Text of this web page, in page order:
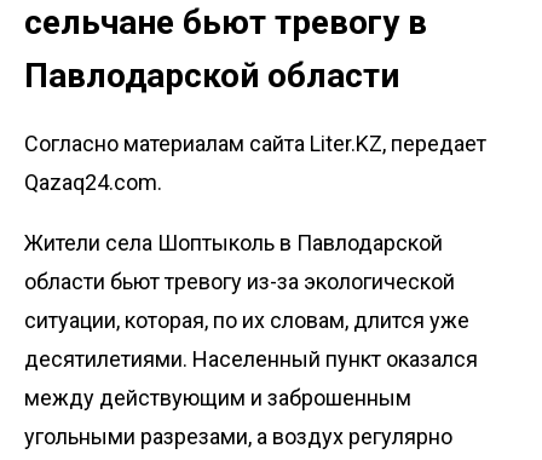
сельчане бьют тревогу в
Павлодарской области
Согласно материалам сайта Liter.KZ, передает
Qazaq24.com.
Жители села Шоптыколь в Павлодарской
области бьют тревогу из-за экологической
ситуации, которая, по их словам, длится уже
десятилетиями. Населенный пункт оказался
между действующим и заброшенным
угольными разрезами, а воздух регулярно